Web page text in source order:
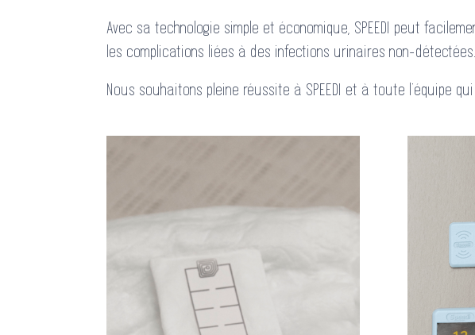
Avec sa technologie simple et économique, SPEEDI peut
les complications liées à des infections urinaires non-détectées.
Nous souhaitons pleine réussite à SPEEDI et à toute l’équipe